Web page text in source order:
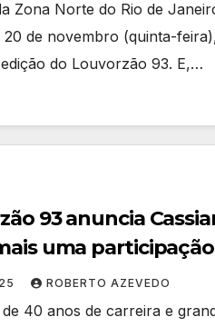
Zona Norte do Rio de
20 de novembro (quinta-
do Louvorzão 93. E,…
93 anuncia
uma
especial de
para o evento
ROBERTO AZEVEDO
de 40 anos de carreira e